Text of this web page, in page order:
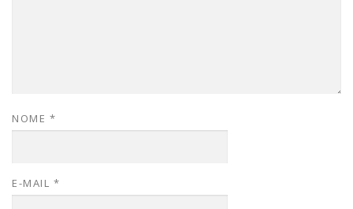
NOME *
E-MAIL *